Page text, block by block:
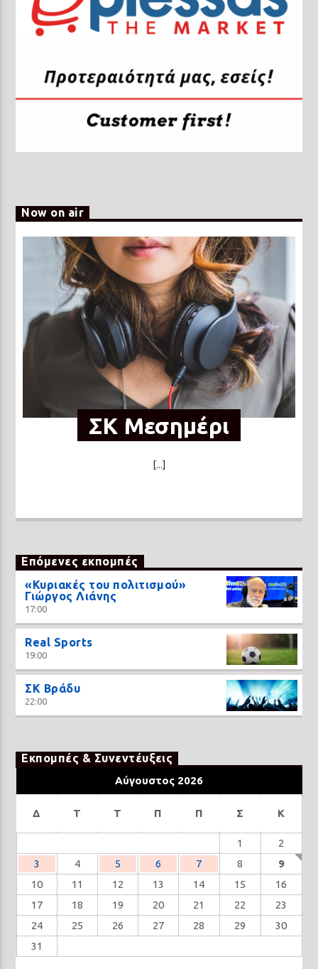
Now on air
ΣΚ Μεσημέρι
[...]
Επόμενες εκπομπές
«Κυριακές του πολιτισμού»
Γιώργος Λιάνης
17:00
Real Sports
19:00
ΣΚ Βράδυ
22:00
Εκπομπές & Συνεντέυξεις
Αύγουστος 2026
Δ Τ Τ Π Π Σ Κ
1
2
3
4 5 6 7 8
9
10
11 12 13 14 15
16
17
18 19 20 21 22
23
24
25 26 27 28 29
30
31